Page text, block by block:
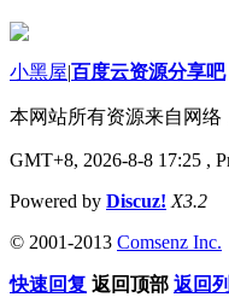
小黑屋|百度云资源分享吧
本网站所有资源来自网
GMT+8, 2026-8-8 17:25 ,
Powered by Discuz! X3.2
© 2001-2013 Comsenz Inc.
快速回复 返回顶部 返回